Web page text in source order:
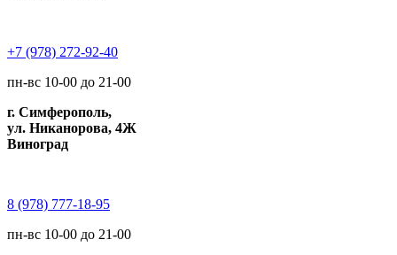
+7 (978) 272-92-40
пн-вс 10-00 до 21-00
г. Симферополь,
ул. Никанорова, 4Ж
Виноград
8 (978) 777-18-95
пн-вс 10-00 до 21-00